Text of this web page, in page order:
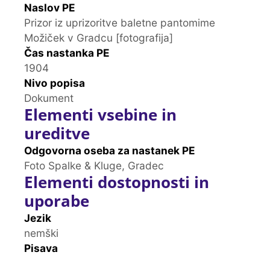
Naslov PE
Prizor iz uprizoritve baletne pantomime
Možiček v Gradcu [fotografija]
Čas nastanka PE
1904
Nivo popisa
Dokument
Elementi vsebine in
ureditve
Odgovorna oseba za nastanek PE
Foto Spalke & Kluge, Gradec
Elementi dostopnosti in
uporabe
Jezik
nemški
Pisava